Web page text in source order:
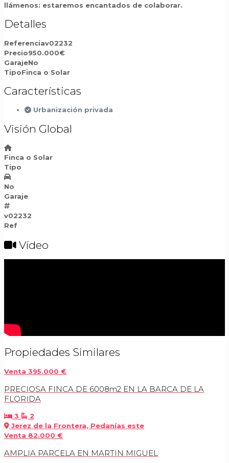
llámenos: estaremos encantados de colaborar.
Detalles
Referenciav02232
Precio950.000€
GarajeNo
TipoFinca o Solar
Características
Urbanización privada
Visión Global
Finca o Solar
Tipo
No
Garaje
v02232
Ref
Vídeo
Propiedades Similares
Venta 395.000 €
PRECIOSA FINCA DE 6008m2 EN LA BARCA DE LA
FLORIDA
3
2
Jerez de la Frontera, Pedanías este
Venta 82.000 €
AMPLIA PARCELA EN MARTIN MIGUEL